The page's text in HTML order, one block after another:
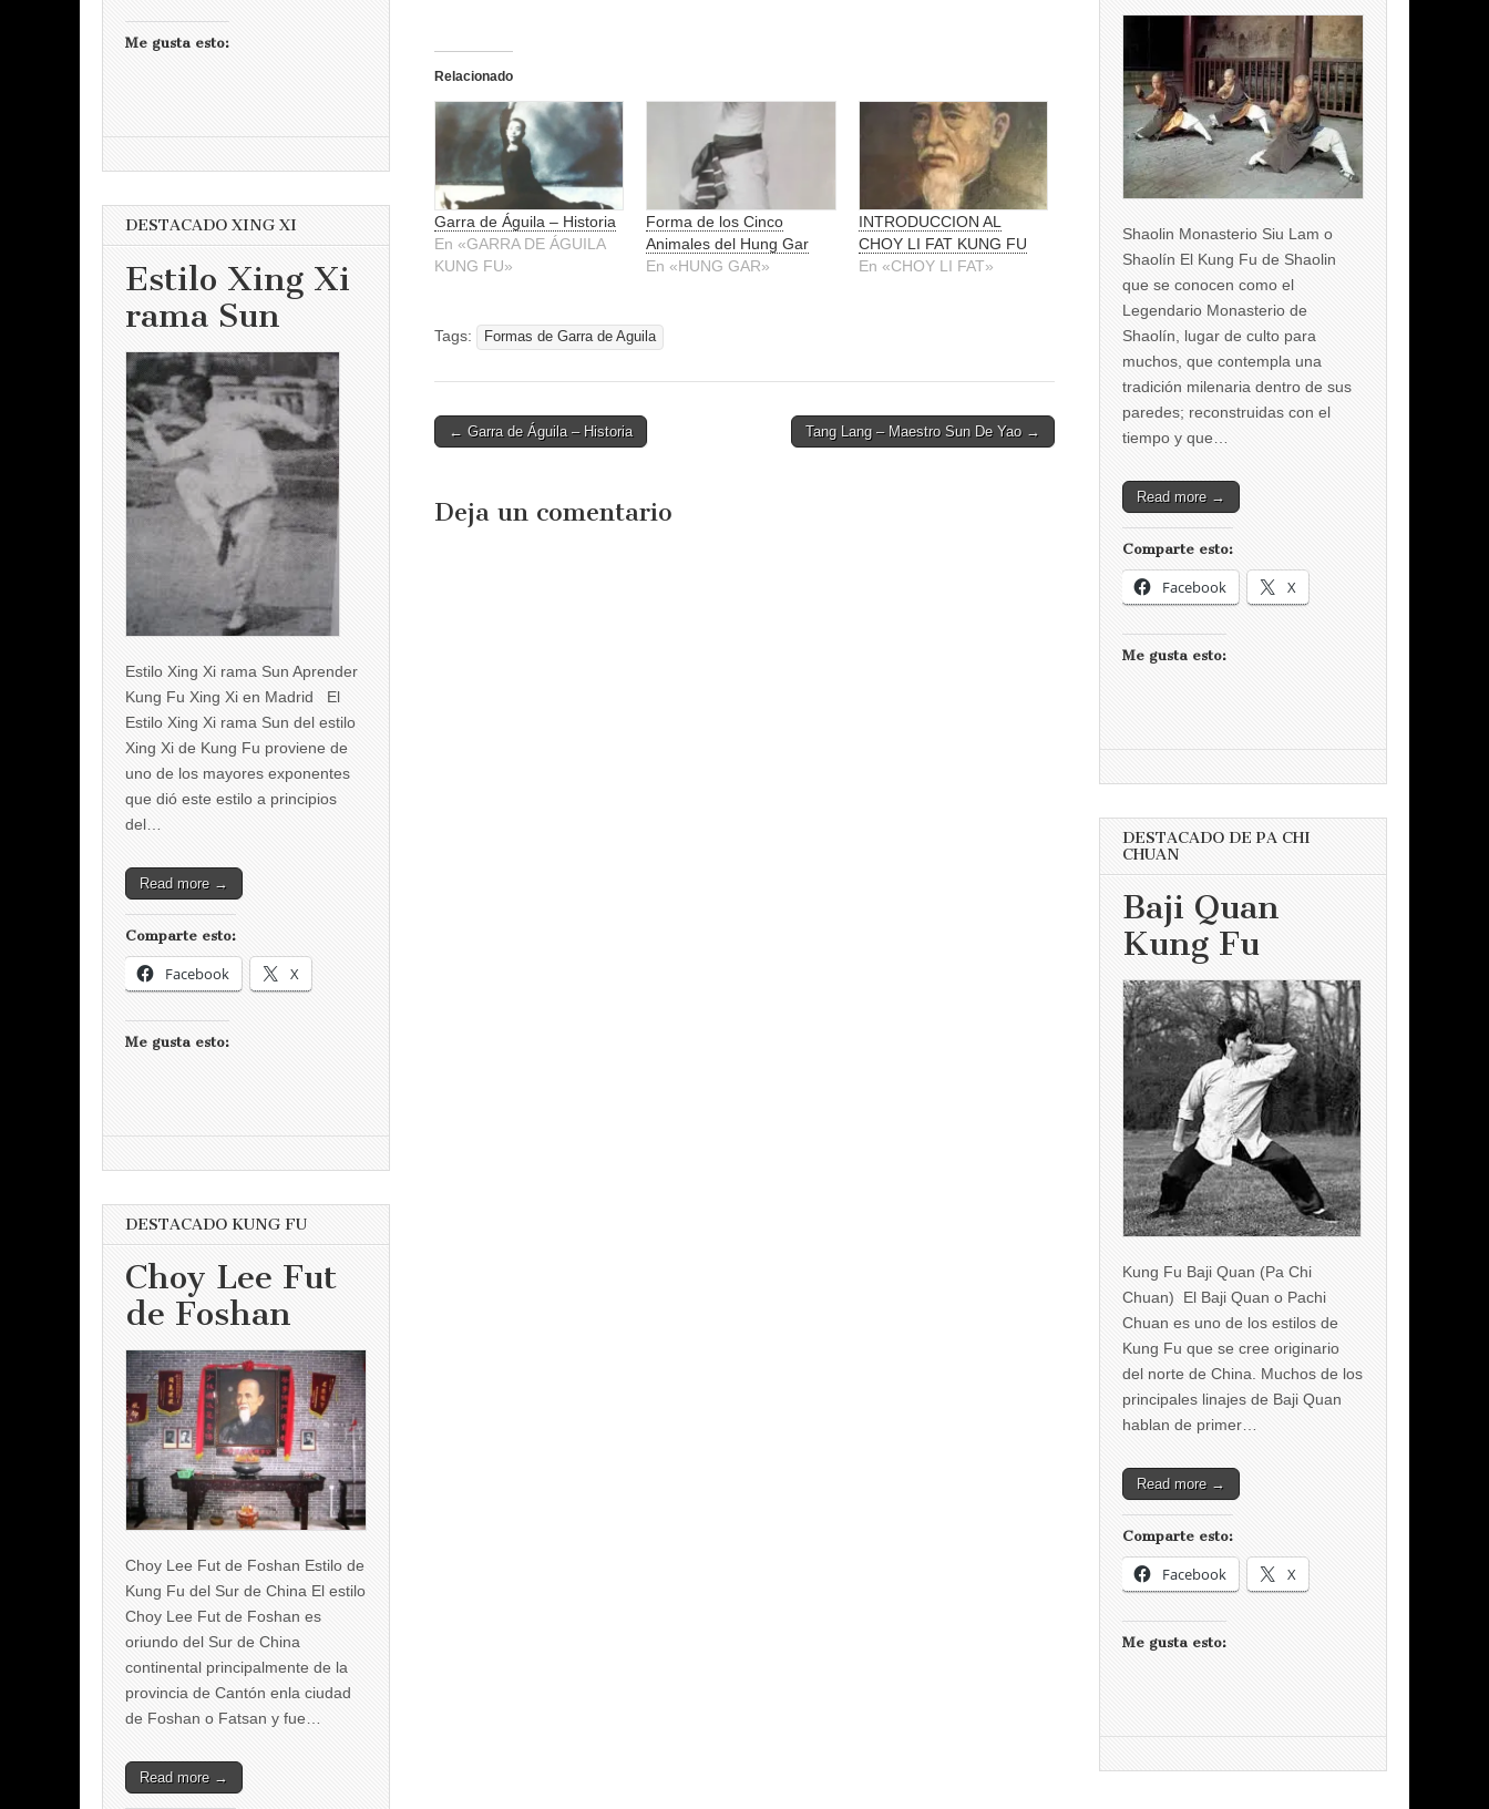
Relacionado
Garra de Águila – Historia
En «GARRA DE ÁGUILA
KUNG FU»
Forma de los Cinco
Animales del Hung Gar
En «HUNG GAR»
INTRODUCCION AL
CHOY LI FAT KUNG FU
En «CHOY LI FAT»
Tags: Formas de Garra de Aguila
Post
← Garra de Águila – Historia Tang Lang – Maestro Sun De Yao →
Deja un comentario
Me gusta esto:
DESTACADO XING XI
Estilo Xing Xi
rama Sun
Estilo Xing Xi rama Sun Aprender
Kung Fu Xing Xi en Madrid El
Estilo Xing Xi rama Sun del estilo
Xing Xi de Kung Fu proviene de
uno de los mayores exponentes
que dió este estilo a principios
del…
Read more →
Comparte esto:
Facebook X
Me gusta esto:
DESTACADO KUNG FU
Choy Lee Fut
de Foshan
Choy Lee Fut de Foshan Estilo de
Kung Fu del Sur de China El estilo
Choy Lee Fut de Foshan es
oriundo del Sur de China
continental principalmente de la
provincia de Cantón enla ciudad
de Foshan o Fatsan y fue…
Read more →
Shaolin Monasterio Siu Lam o
Shaolín El Kung Fu de Shaolin
que se conocen como el
Legendario Monasterio de
Shaolín, lugar de culto para
muchos, que contempla una
tradición milenaria dentro de sus
paredes; reconstruidas con el
tiempo y que…
Read more →
Comparte esto:
Facebook X
Me gusta esto:
DESTACADO DE PA CHI
CHUAN
Baji Quan
Kung Fu
Kung Fu Baji Quan (Pa Chi
Chuan) El Baji Quan o Pachi
Chuan es uno de los estilos de
Kung Fu que se cree originario
del norte de China. Muchos de los
principales linajes de Baji Quan
hablan de primer…
Read more →
Comparte esto:
Facebook X
Me gusta esto: